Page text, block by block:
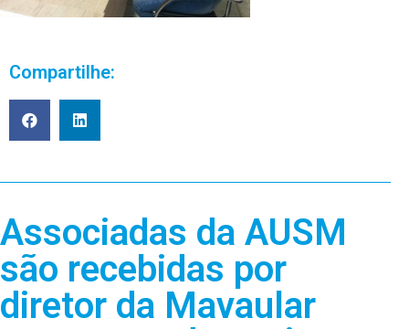
Compartilhe:
Associadas da AUSM
são recebidas por
diretor da Mavaular